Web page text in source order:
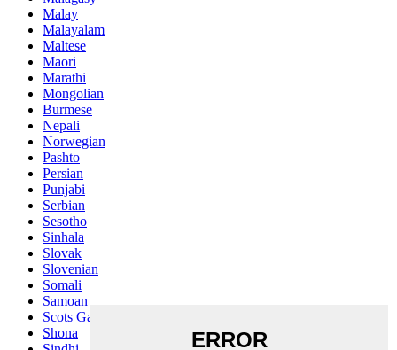
Malay
Malayalam
Maltese
Maori
Marathi
Mongolian
Burmese
Nepali
Norwegian
Pashto
Persian
Punjabi
Serbian
Sesotho
Sinhala
Slovak
Slovenian
Somali
Samoan
Scots Gaelic
Shona